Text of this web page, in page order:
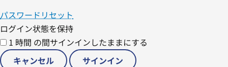
パスワードリセット
ログイン状態を保持
1 時間 の間サインインしたままにする
キャンセル
サインイン